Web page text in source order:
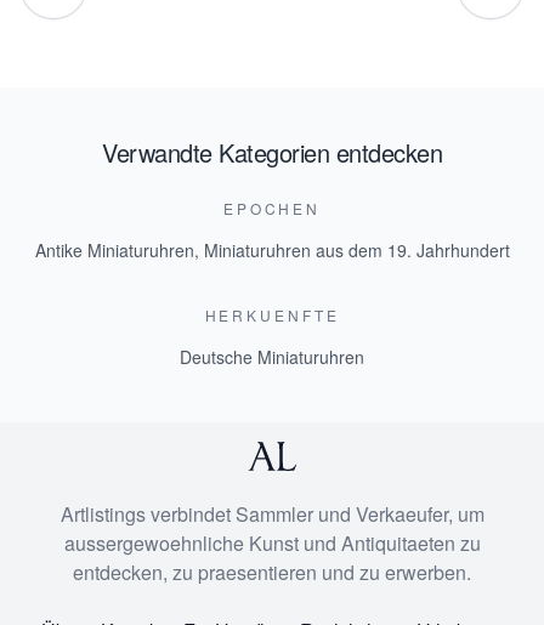
Verwandte Kategorien entdecken
EPOCHEN
Antike Miniaturuhren, Miniaturuhren aus dem 19. Jahrhundert
HERKUENFTE
Deutsche Miniaturuhren
Artlistings verbindet Sammler und Verkaeufer, um
aussergewoehnliche Kunst und Antiquitaeten zu
entdecken, zu praesentieren und zu erwerben.